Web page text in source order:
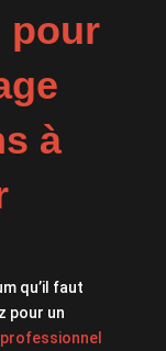
pour
à
qu’il faut
pour un
professionnel